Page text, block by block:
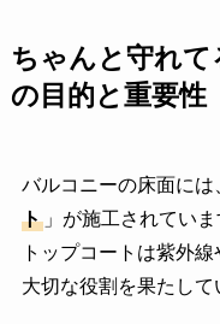
ちゃんと守れ
の目的と重要性
バルコニーの床面には
ト」が施工されていま
トップコートは紫外
大切な役割を果たして